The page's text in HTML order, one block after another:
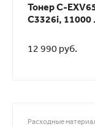
Тонер C-
C3326i, 11000
12 990 руб.
Расходные